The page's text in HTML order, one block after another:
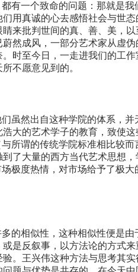
有一个致命的问题：那就是
用真诚的心去感悟社会与世
来批判世间的真、善、美，
然成风，一部分艺术家从虚
时至今日，一走进我们的工
不愿意见到的。
虽然出自这种学院的体系，
大的艺术学子的教育，致使
所谓的传统学院标准相比较
了大量的西方当代艺术思想
极度热情，对市场给予了极
的相似性，这种相似性便是
是反叙事，以方法论的方式
。王兴伟这种方法与思考其